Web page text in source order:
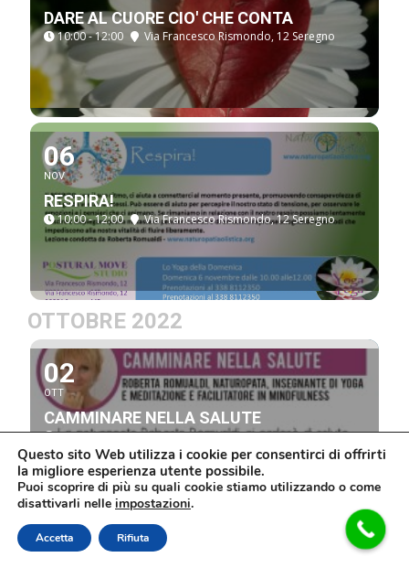
DARE AL CUORE CIO' CHE CONTA
10:00 - 12:00 Via Francesco Rismondo, 12 Seregno
06
NOV
RESPIRA!
10:00 - 12:00 Via Francesco Rismondo, 12 Seregno
OTTOBRE 2022
02
OTT
CAMMINARE NELLA SALUTE
17:30 - 19:00
02
Questo sito Web utilizza i cookie per consentirci di offrirti
la migliore esperienza utente possibile.
Puoi scoprire di più su quali cookie stiamo utilizzando o come
disattivarli nelle impostazioni.
Accetta Rifiuta